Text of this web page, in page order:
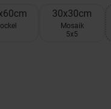
30x30cm
Mosaik
5x5